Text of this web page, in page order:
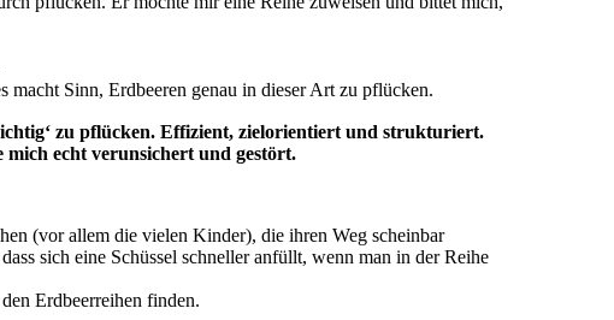
Sinn, Erdbeeren genau in dieser Art zu pflücken.
zu pflücken. Effizient, zielorientiert und strukturiert.
mich echt verunsichert und gestört.
(vor allem die vielen Kinder), die ihren Weg scheinbar
sich eine Schüssel schneller anfüllt, wenn man in der Reihe
Erdbeerreihen finden.